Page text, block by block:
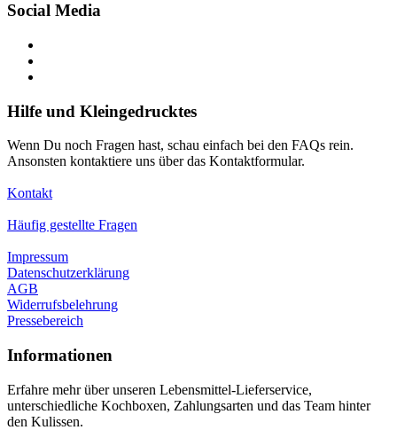
Social Media
Hilfe und Kleingedrucktes
Wenn Du noch Fragen hast, schau einfach bei den FAQs rein.
Ansonsten kontaktiere uns über das Kontaktformular.
Kontakt
Häufig gestellte Fragen
Impressum
Datenschutzerklärung
AGB
Widerrufsbelehrung
Pressebereich
Informationen
Erfahre mehr über unseren Lebensmittel-Lieferservice,
unterschiedliche Kochboxen, Zahlungsarten und das Team hinter
den Kulissen.